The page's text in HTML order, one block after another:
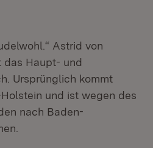
Astrid von
Haupt- und
Ursprünglich kommt
und ist wegen des
nach Baden-